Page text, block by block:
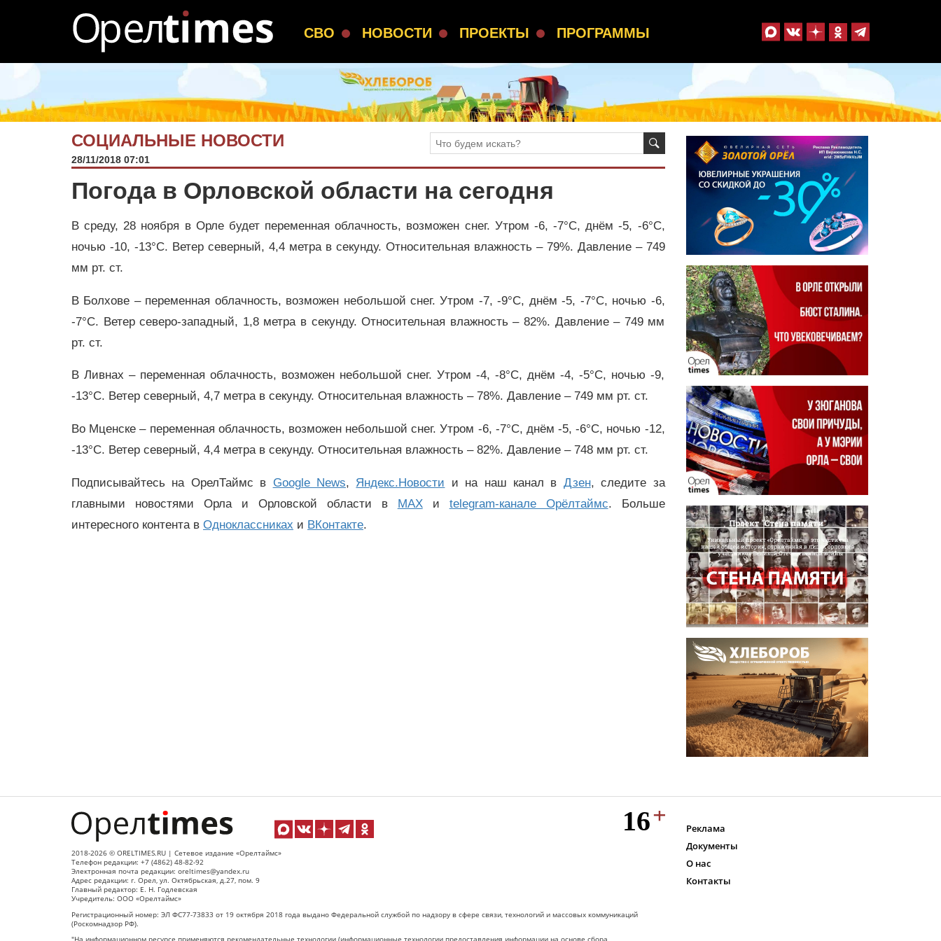
СВО НОВОСТИ ПРОЕКТЫ ПРОГРАММЫ
СОЦИАЛЬНЫЕ НОВОСТИ
28/11/2018 07:01
Погода в Орловской области на сегодня
В среду, 28 ноября в Орле будет переменная облачность, возможен снег. Утром -6, -7°C, днём -5, -6°C,
ночью -10, -13°C. Ветер северный, 4,4 метра в секунду. Относительная влажность – 79%. Давление – 749
мм рт. ст.
В Болхове – переменная облачность, возможен небольшой снег. Утром -7, -9°C, днём -5, -7°C, ночью -6,
-7°C. Ветер северо-западный, 1,8 метра в секунду. Относительная влажность – 82%. Давление – 749 мм
рт. ст.
В Ливнах – переменная облачность, возможен небольшой снег. Утром -4, -8°C, днём -4, -5°C, ночью -9,
-13°C. Ветер северный, 4,7 метра в секунду. Относительная влажность – 78%. Давление – 749 мм рт. ст.
Во Мценске – переменная облачность, возможен небольшой снег. Утром -6, -7°C, днём -5, -6°C, ночью -12,
-13°C. Ветер северный, 4,4 метра в секунду. Относительная влажность – 82%. Давление – 748 мм рт. ст.
Подписывайтесь на ОрелТаймс в Google News, Яндекс.Новости и на наш канал в Дзен, следите за
главными новостями Орла и Орловской области в MAXи telegram-канале Орёлтаймс. Больше
интересного контента в Одноклассниках и ВКонтакте.
2018-2026 © ORELTIMES.RU | Сетевое издание «Орелтаймс»
Телефон редакции: +7 (4862) 48-82-92
Электронная почта редакции: oreltimes@yandex.ru
Адрес редакции: г. Орел, ул. Октябрьская, д.27, пом. 9
Главный редактор: Е. Н. Годлевская
Учредитель: ООО «Орелтаймс»
Регистрационный номер: ЭЛ ФС77-73833 от 19 октября 2018 года выдано Федеральной службой по надзору в сфере связи, технологий и массовых коммуникаций
(Роскомнадзор РФ).
Реклама
Документы
О нас
Контакты